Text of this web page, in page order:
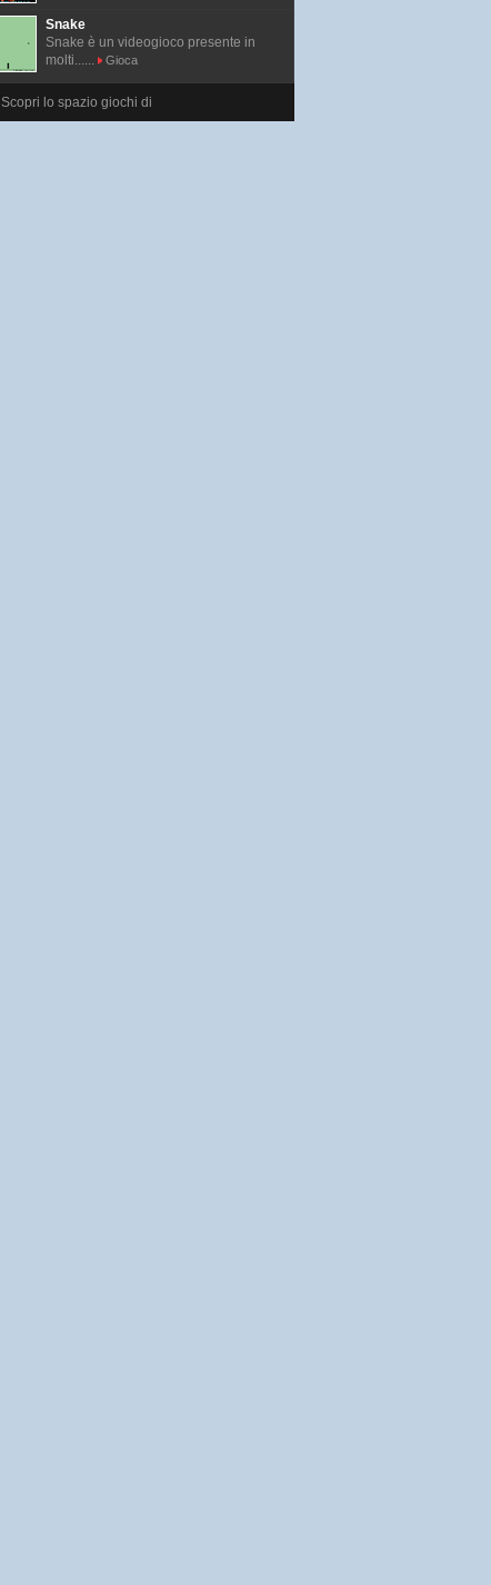
Snake
Snake è un videogioco presente in
molti......
Gioca
Scopri lo spazio giochi di